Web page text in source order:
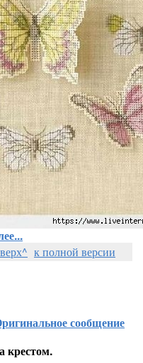
к полной версии
сообщение
крестом.